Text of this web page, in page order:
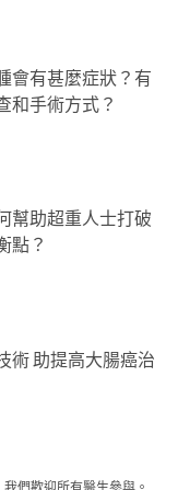
會有甚麼症狀？有
和手術方式？
幫助超重人士打破
點？
術 助提高大腸癌治